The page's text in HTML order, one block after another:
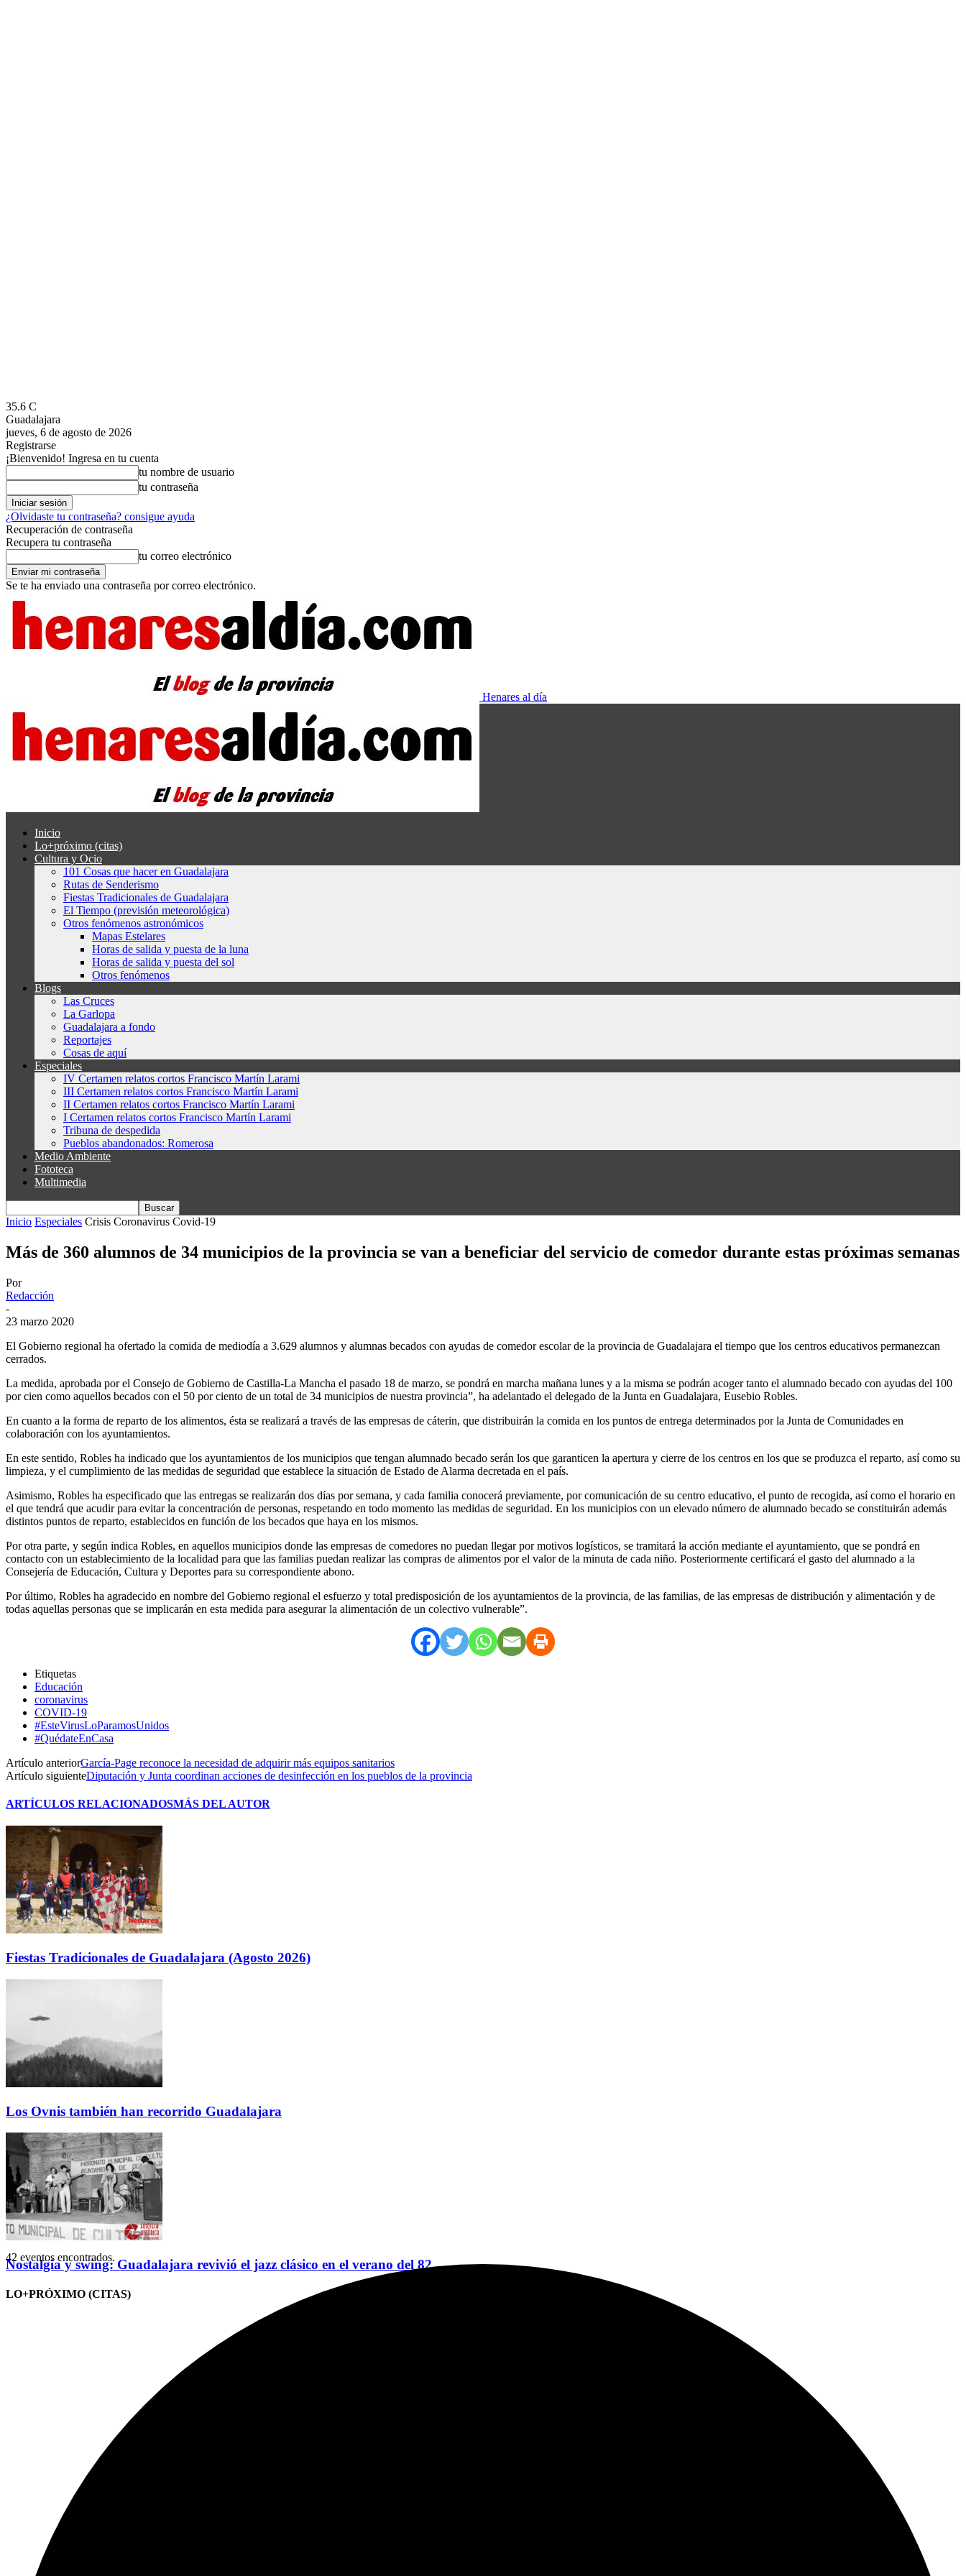
35.6 C
Guadalajara
jueves, 6 de agosto de 2026
Registrarse
¡Bienvenido! Ingresa en tu cuenta
tu nombre de usuario
tu contraseña
¿Olvidaste tu contraseña? consigue ayuda
Recuperación de contraseña
Recupera tu contraseña
tu correo electrónico
Se te ha enviado una contraseña por correo electrónico.
Henares al día
Inicio
Lo+próximo (citas)
Cultura y Ocio
101 Cosas que hacer en Guadalajara
Rutas de Senderismo
Fiestas Tradicionales de Guadalajara
El Tiempo (previsión meteorológica)
Otros fenómenos astronómicos
Mapas Estelares
Horas de salida y puesta de la luna
Horas de salida y puesta del sol
Otros fenómenos
Blogs
Las Cruces
La Garlopa
Guadalajara a fondo
Reportajes
Cosas de aquí
Especiales
IV Certamen relatos cortos Francisco Martín Larami
III Certamen relatos cortos Francisco Martín Larami
II Certamen relatos cortos Francisco Martín Larami
I Certamen relatos cortos Francisco Martín Larami
Tribuna de despedida
Pueblos abandonados: Romerosa
Medio Ambiente
Fototeca
Multimedia
Inicio Especiales Crisis Coronavirus Covid-19
Más de 360 alumnos de 34 municipios de la provincia se van a beneficiar del servicio de comedor durante estas próximas semanas
Por
Redacción
-
23 marzo 2020
El Gobierno regional ha ofertado la comida de mediodía a 3.629 alumnos y alumnas becados con ayudas de comedor escolar de la provincia de Guadalajara el tiempo que los centros educativos permanezcan
cerrados.
La medida, aprobada por el Consejo de Gobierno de Castilla-La Mancha el pasado 18 de marzo, se pondrá en marcha mañana lunes y a la misma se podrán acoger tanto el alumnado becado con ayudas del 100
por cien como aquellos becados con el 50 por ciento de un total de 34 municipios de nuestra provincia”, ha adelantado el delegado de la Junta en Guadalajara, Eusebio Robles.
En cuanto a la forma de reparto de los alimentos, ésta se realizará a través de las empresas de cáterin, que distribuirán la comida en los puntos de entrega determinados por la Junta de Comunidades en
colaboración con los ayuntamientos.
En este sentido, Robles ha indicado que los ayuntamientos de los municipios que tengan alumnado becado serán los que garanticen la apertura y cierre de los centros en los que se produzca el reparto, así como su
limpieza, y el cumplimiento de las medidas de seguridad que establece la situación de Estado de Alarma decretada en el país.
Asimismo, Robles ha especificado que las entregas se realizarán dos días por semana, y cada familia conocerá previamente, por comunicación de su centro educativo, el punto de recogida, así como el horario en
el que tendrá que acudir para evitar la concentración de personas, respetando en todo momento las medidas de seguridad. En los municipios con un elevado número de alumnado becado se constituirán además
distintos puntos de reparto, establecidos en función de los becados que haya en los mismos.
Por otra parte, y según indica Robles, en aquellos municipios donde las empresas de comedores no puedan llegar por motivos logísticos, se tramitará la acción mediante el ayuntamiento, que se pondrá en
contacto con un establecimiento de la localidad para que las familias puedan realizar las compras de alimentos por el valor de la minuta de cada niño. Posteriormente certificará el gasto del alumnado a la
Consejería de Educación, Cultura y Deportes para su correspondiente abono.
Por último, Robles ha agradecido en nombre del Gobierno regional el esfuerzo y total predisposición de los ayuntamientos de la provincia, de las familias, de las empresas de distribución y alimentación y de
todas aquellas personas que se implicarán en esta medida para asegurar la alimentación de un colectivo vulnerable”.
Etiquetas
Educación
coronavirus
COVID-19
#EsteVirusLoParamosUnidos
#QuédateEnCasa
Artículo anteriorGarcía-Page reconoce la necesidad de adquirir más equipos sanitarios
Artículo siguienteDiputación y Junta coordinan acciones de desinfección en los pueblos de la provincia
ARTÍCULOS RELACIONADOSMÁS DEL AUTOR
Fiestas Tradicionales de Guadalajara (Agosto 2026)
Los Ovnis también han recorrido Guadalajara
Nostalgia y swing: Guadalajara revivió el jazz clásico en el verano del 82
LO+PRÓXIMO (CITAS)
42 eventos encontrados.